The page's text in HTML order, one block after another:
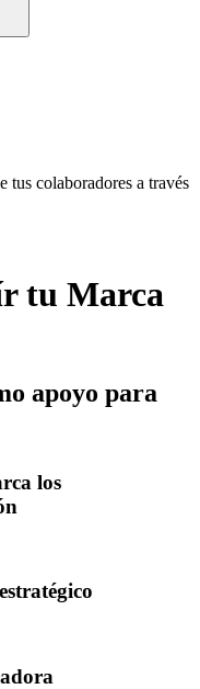
tus colaboradores a través
tu Marca
apoyo para
los